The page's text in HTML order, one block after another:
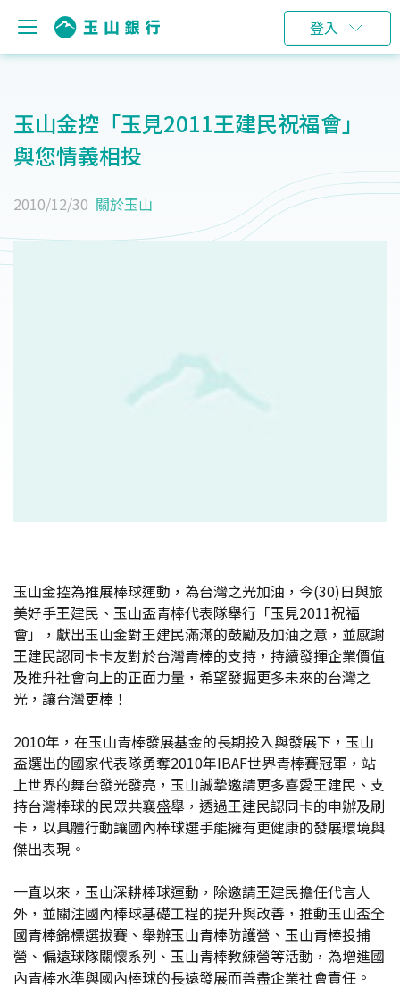
登入
玉山金控「玉見2011王建民祝福會」
與您情義相投
2010/12/30 關於玉山
玉山金控為推展棒球運動，為台灣之光加油，今(30)日與旅
美好手王建民、玉山盃青棒代表隊舉行「玉見2011祝福
會」，獻出玉山金對王建民滿滿的鼓勵及加油之意，並感謝
王建民認同卡卡友對於台灣青棒的支持，持續發揮企業價值
及推升社會向上的正面力量，希望發掘更多未來的台灣之
光，讓台灣更棒！
2010年，在玉山青棒發展基金的長期投入與發展下，玉山
盃選出的國家代表隊勇奪2010年IBAF世界青棒賽冠軍，站
上世界的舞台發光發亮，玉山誠摯邀請更多喜愛王建民、支
持台灣棒球的民眾共襄盛舉，透過王建民認同卡的申辦及刷
卡，以具體行動讓國內棒球選手能擁有更健康的發展環境與
傑出表現。
一直以來，玉山深耕棒球運動，除邀請王建民擔任代言人
外，並關注國內棒球基礎工程的提升與改善，推動玉山盃全
國青棒錦標選拔賽、舉辦玉山青棒防護營、玉山青棒投捕
營、偏遠球隊關懷系列、玉山青棒教練營等活動，為增進國
內青棒水準與國內棒球的長遠發展而善盡企業社會責任。